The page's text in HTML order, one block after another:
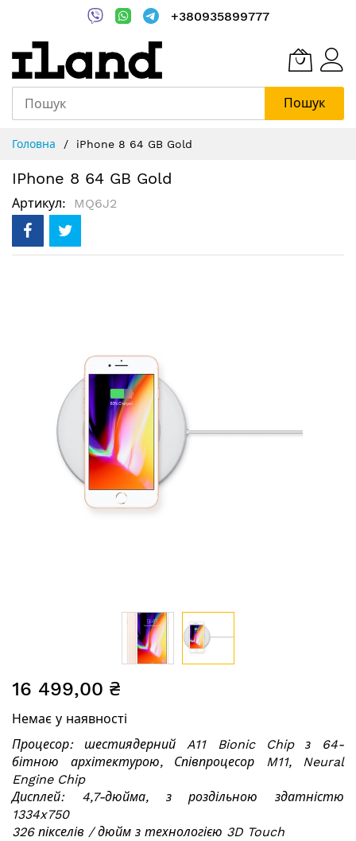
+380935899777
Пошук
Content
Головна iPhone 8 64 GB Gold
IPhone 8 64 GB Gold
Артикул MQ6J2
до
галереї
зображень
16 499,00 ₴
Немає у наявності
Процесор: шестиядерний A11 Bionic Chip з 64-
бітною архітектурою, Співпроцесор M11, Neural
Engine Chip
Дисплей: 4,7-дюйма, з роздільною здатністю
1334x750
326 пікселів / дюйм з технологією 3D Touch